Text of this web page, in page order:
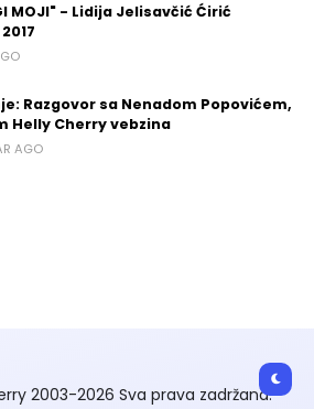
MOJI" - Lidija Jelisavčić Ćirić
Razgovor sa Nenadom Popovićem,
Helly Cherry vebzina
AGO
2003-2026 Sva prava zadržana.